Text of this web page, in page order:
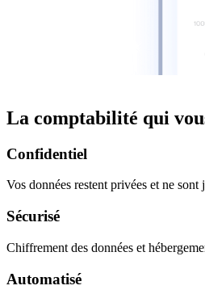
La comptabilité qui
Confidentiel
Vos données restent privées et ne sont
Sécurisé
Chiffrement des données et
Automatisé